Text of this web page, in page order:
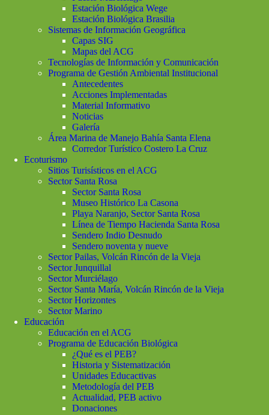
Estación Biológica Wege
Estación Biológica Brasilia
Sistemas de Información Geográfica
Capas SIG
Mapas del ACG
Tecnologías de Información y Comunicación
Programa de Gestión Ambiental Institucional
Antecedentes
Acciones Implementadas
Material Informativo
Noticias
Galería
Área Marina de Manejo Bahía Santa Elena
Corredor Turístico Costero La Cruz
Ecoturismo
Sitios Turisísticos en el ACG
Sector Santa Rosa
Sector Santa Rosa
Museo Histórico La Casona
Playa Naranjo, Sector Santa Rosa
Línea de Tiempo Hacienda Santa Rosa
Sendero Indio Desnudo
Sendero noventa y nueve
Sector Pailas, Volcán Rincón de la Vieja
Sector Junquillal
Sector Murciélago
Sector Santa María, Volcán Rincón de la Vieja
Sector Horizontes
Sector Marino
Educación
Educación en el ACG
Programa de Educación Biológica
¿Qué es el PEB?
Historia y Sistematización
Unidades Educactivas
Metodología del PEB
Actualidad, PEB activo
Donaciones